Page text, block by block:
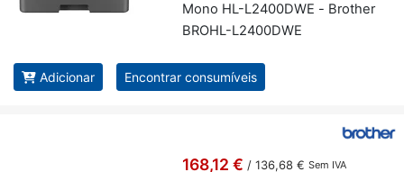
Mono HL-L2400DWE - Brother
BROHL-L2400DWE
Adicionar Encontrar consumíveis
168,12 € / 136,68 € Sem IVA